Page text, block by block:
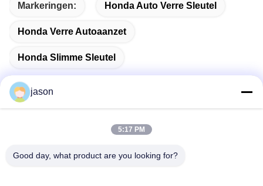
Markeringen: Honda Auto Verre Sleutel
Honda Verre Autoaanzet
Honda Slimme Sleutel
Adres
jason
5:17 PM
Good day, what product are you looking for?